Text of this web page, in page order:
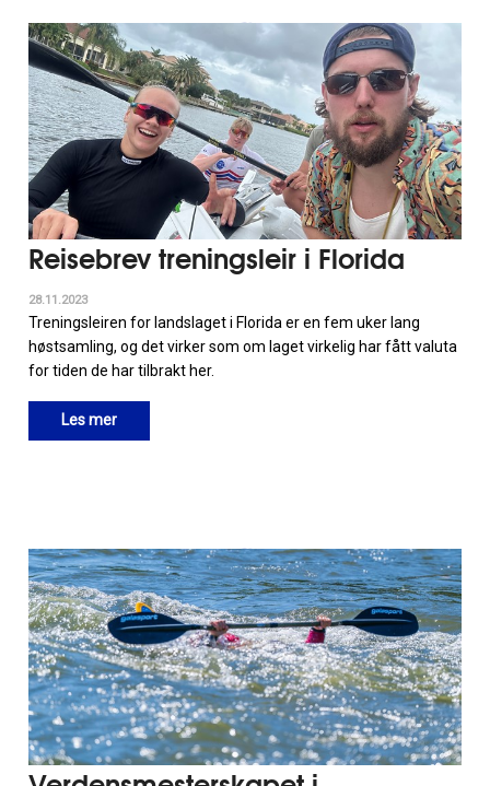
Reisebrev treningsleir i Florida
28.11.2023
Treningsleiren for landslaget i Florida er en fem uker lang
høstsamling, og det virker som om laget virkelig har fått valuta
for tiden de har tilbrakt her.
Les mer